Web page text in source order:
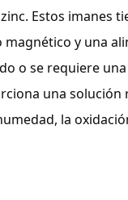
Estos imanes
y una
o se requiere
una
la